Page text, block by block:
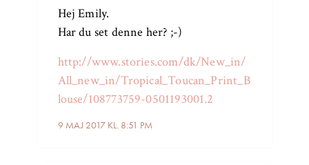
9 MAJ 2017 KL. 8:51 PM
Hej Emily.
Har du set denne her? ;-)
http://www.stories.com/dk/New_in/
All_new_in/Tropical_Toucan_Print_B
louse/108773759-0501193001.2